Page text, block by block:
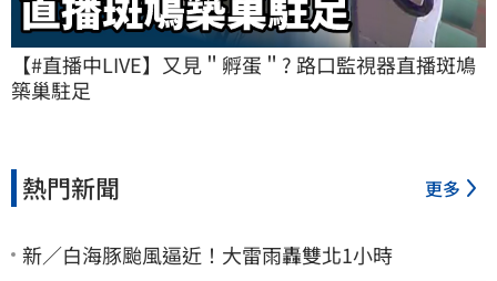
【#直播中LIVE】又見＂孵蛋＂? 路口監視器直播斑鳩
築巢駐足
熱門新聞 更多
新／白海豚颱風逼近！大雷雨轟雙北1小時